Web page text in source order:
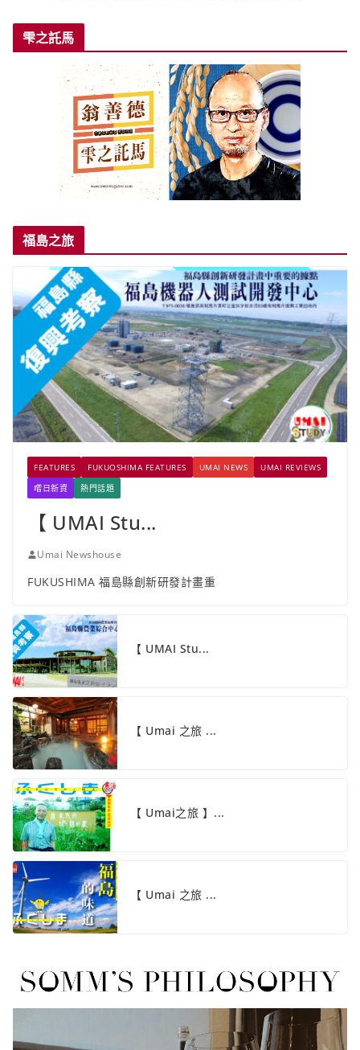
雫之託馬
福島之旅
FEATURES FUKUOSHIMA FEATURES UMAI NEWS
UMAI REVIEWS
嚐日新資
熱門話題
【 UMAI Stu...
Umai Newshouse
FUKUSHIMA 福島縣創新研發計畫重
【 UMAI Stu...
【 Umai 之旅 ...
【 Umai之旅 】...
【 Umai 之旅 ...